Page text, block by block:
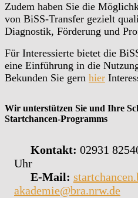
Zudem haben Sie die
von BiSS-Transfer gezielt
Diagnostik, Förderung und
Für Interessierte bietet die
eine Einführung in die
Bekunden Sie gern hier
Wir unterstützen Sie und Ihre
Startchancen-Programms
Kontakt: 02931
Uhr
E-Mail:
akademie@bra.nrw.de